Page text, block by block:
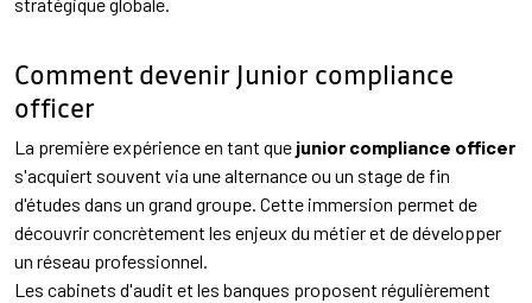
stratégique globale.
Comment devenir Junior compliance
officer
La première expérience en tant que junior compliance officer
s'acquiert souvent via une alternance ou un stage de fin
d'études dans un grand groupe. Cette immersion permet de
découvrir concrètement les enjeux du métier et de développer
un réseau professionnel.
Les cabinets d'audit et les banques proposent régulièrement